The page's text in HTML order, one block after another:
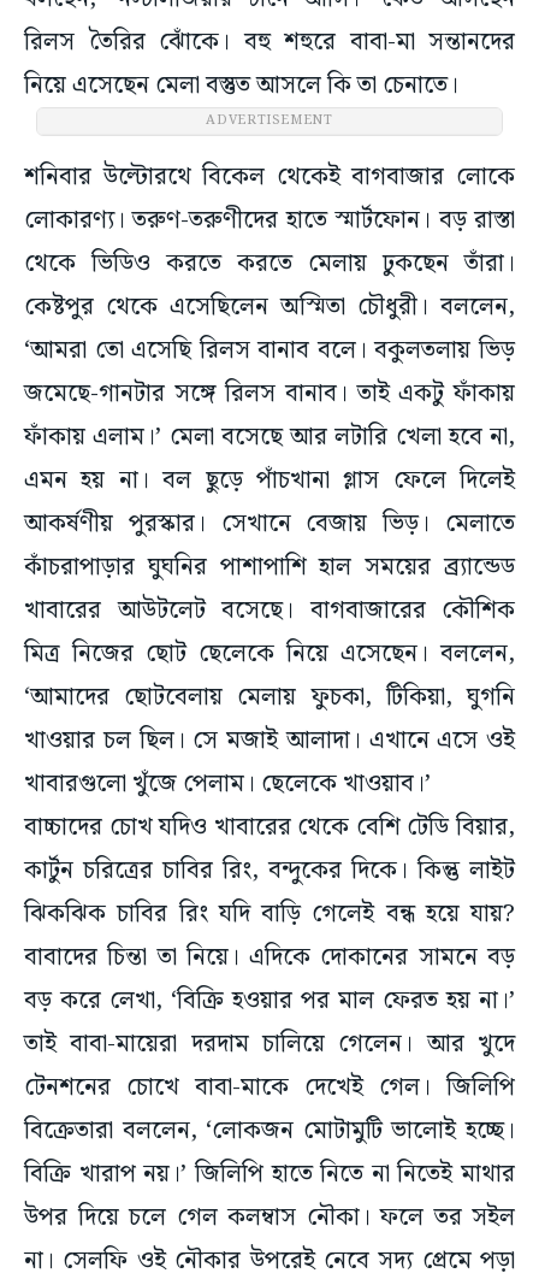
রিলস তৈরির ঝোঁকে। বহু শহুরে বাবা-মা সন্তানদের
নিয়ে এসেছেন মেলা বস্তুত আসলে কি তা চেনাতে।
ADVERTISEMENT
শনিবার উল্টোরথে বিকেল থেকেই বাগবাজার লোকে
লোকারণ্য। তরুণ-তরুণীদের হাতে স্মার্টফোন। বড় রাস্তা
থেকে ভিডিও করতে করতে মেলায় ঢুকছেন তাঁরা।
কেষ্টপুর থেকে এসেছিলেন অস্মিতা চৌধুরী। বললেন,
‘আমরা তো এসেছি রিলস বানাব বলে। বকুলতলায় ভিড়
জমেছে-গানটার সঙ্গে রিলস বানাব। তাই একটু ফাঁকায়
ফাঁকায় এলাম।’ মেলা বসেছে আর লটারি খেলা হবে না,
এমন হয় না। বল ছুড়ে পাঁচখানা গ্লাস ফেলে দিলেই
আকর্ষণীয় পুরস্কার। সেখানে বেজায় ভিড়। মেলাতে
কাঁচরাপাড়ার ঘুঘনির পাশাপাশি হাল সময়ের ব্র্যান্ডেড
খাবারের আউটলেট বসেছে। বাগবাজারের কৌশিক
মিত্র নিজের ছোট ছেলেকে নিয়ে এসেছেন। বললেন,
‘আমাদের ছোটবেলায় মেলায় ফুচকা, টিকিয়া, ঘুগনি
খাওয়ার চল ছিল। সে মজাই আলাদা। এখানে এসে ওই
খাবারগুলো খুঁজে পেলাম। ছেলেকে খাওয়াব।’
বাচ্চাদের চোখ যদিও খাবারের থেকে বেশি টেডি বিয়ার,
কার্টুন চরিত্রের চাবির রিং, বন্দুকের দিকে। কিন্তু লাইট
ঝিকঝিক চাবির রিং যদি বাড়ি গেলেই বন্ধ হয়ে যায়?
বাবাদের চিন্তা তা নিয়ে। এদিকে দোকানের সামনে বড়
বড় করে লেখা, ‘বিক্রি হওয়ার পর মাল ফেরত হয় না।’
তাই বাবা-মায়েরা দরদাম চালিয়ে গেলেন। আর খুদে
টেনশনের চোখে বাবা-মাকে দেখেই গেল। জিলিপি
বিক্রেতারা বললেন, ‘লোকজন মোটামুটি ভালোই হচ্ছে।
বিক্রি খারাপ নয়।’ জিলিপি হাতে নিতে না নিতেই মাথার
উপর দিয়ে চলে গেল কলম্বাস নৌকা। ফলে তর সইল
না। সেলফি ওই নৌকার উপরেই নেবে সদ্য প্রেমে পড়া